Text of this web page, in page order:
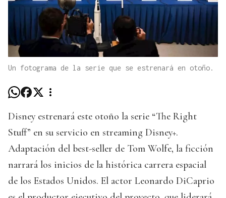
Un fotograma de la serie que se estrenará en otoño.
Disney estrenará este otoño la serie “The Right
Stuff” en su servicio en streaming Disney+.
Adaptación del best-seller de Tom Wolfe, la ficción
narrará los inicios de la histórica carrera espacial
de los Estados Unidos. El actor Leonardo DiCaprio